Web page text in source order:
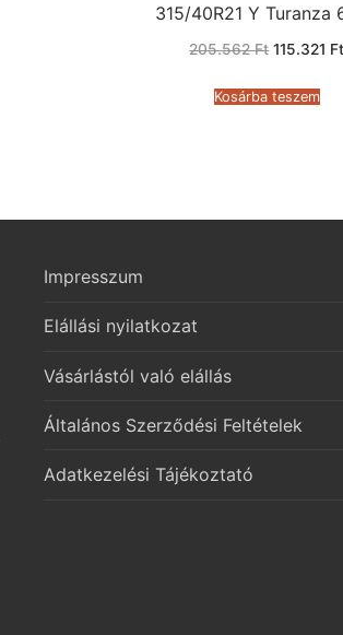
315/40R21 Y Turanza
205.562Ft Original
205.562
115.321 Ft
Kosárba teszem
Impresszum
Elállási nyilatkozat
Vásárlástól való elállás
Általános Szerződési Feltételek
Adatkezelési Tájékoztató